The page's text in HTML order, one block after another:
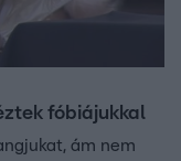
fóbiájukkal
ám nem